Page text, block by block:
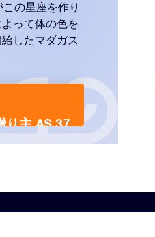
の星座を作り
って体の色を
したマダガス
り主 A$ 37